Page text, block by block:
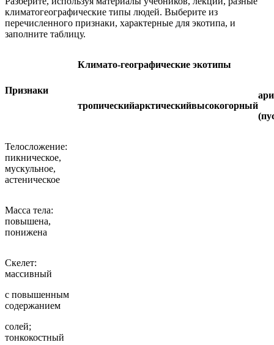
климатогеографические типы людей. Выберите из
перечисленного признаки, характерные для экотипа, и
заполните таблицу.
Признаки
Климато-географические экотипы
тропическийарктическийвысокогорный
Телосложение:
пикническое,
мускульное,
астеническое
Масса тела:
повышена,
понижена
Скелет:
массивный
с повышенным
содержанием
солей;
тонкокостный